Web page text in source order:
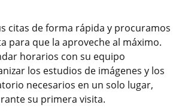
citas de forma rápida y procuramos
para que la aproveche al máximo.
horarios con su equipo
los estudios de imágenes y los
necesarios en un solo lugar,
su primera visita.